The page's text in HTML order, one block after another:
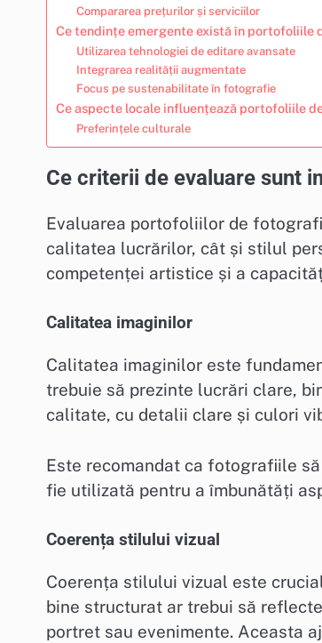
Compararea prețurilor și serviciilor
Ce tendințe emergente există în portofoliile
Utilizarea tehnologiei de editare avansate
Integrarea realității augmentate
Focus pe sustenabilitate în fotografie
Ce aspecte locale influențează portofoliile
Preferințele culturale
Ce criterii de evaluare sunt
Evaluarea portofoliilor de
calitatea lucrărilor, cât și stilul
competenței artistice și a
Calitatea imaginilor
Calitatea imaginilor este
trebuie să prezinte lucrări clare,
calitate, cu detalii clare și culori
Este recomandat ca fotografiile
fie utilizată pentru a îmbunătăți
Coerența stilului vizual
Coerența stilului vizual este
bine structurat ar trebui să
portret sau evenimente. Aceasta